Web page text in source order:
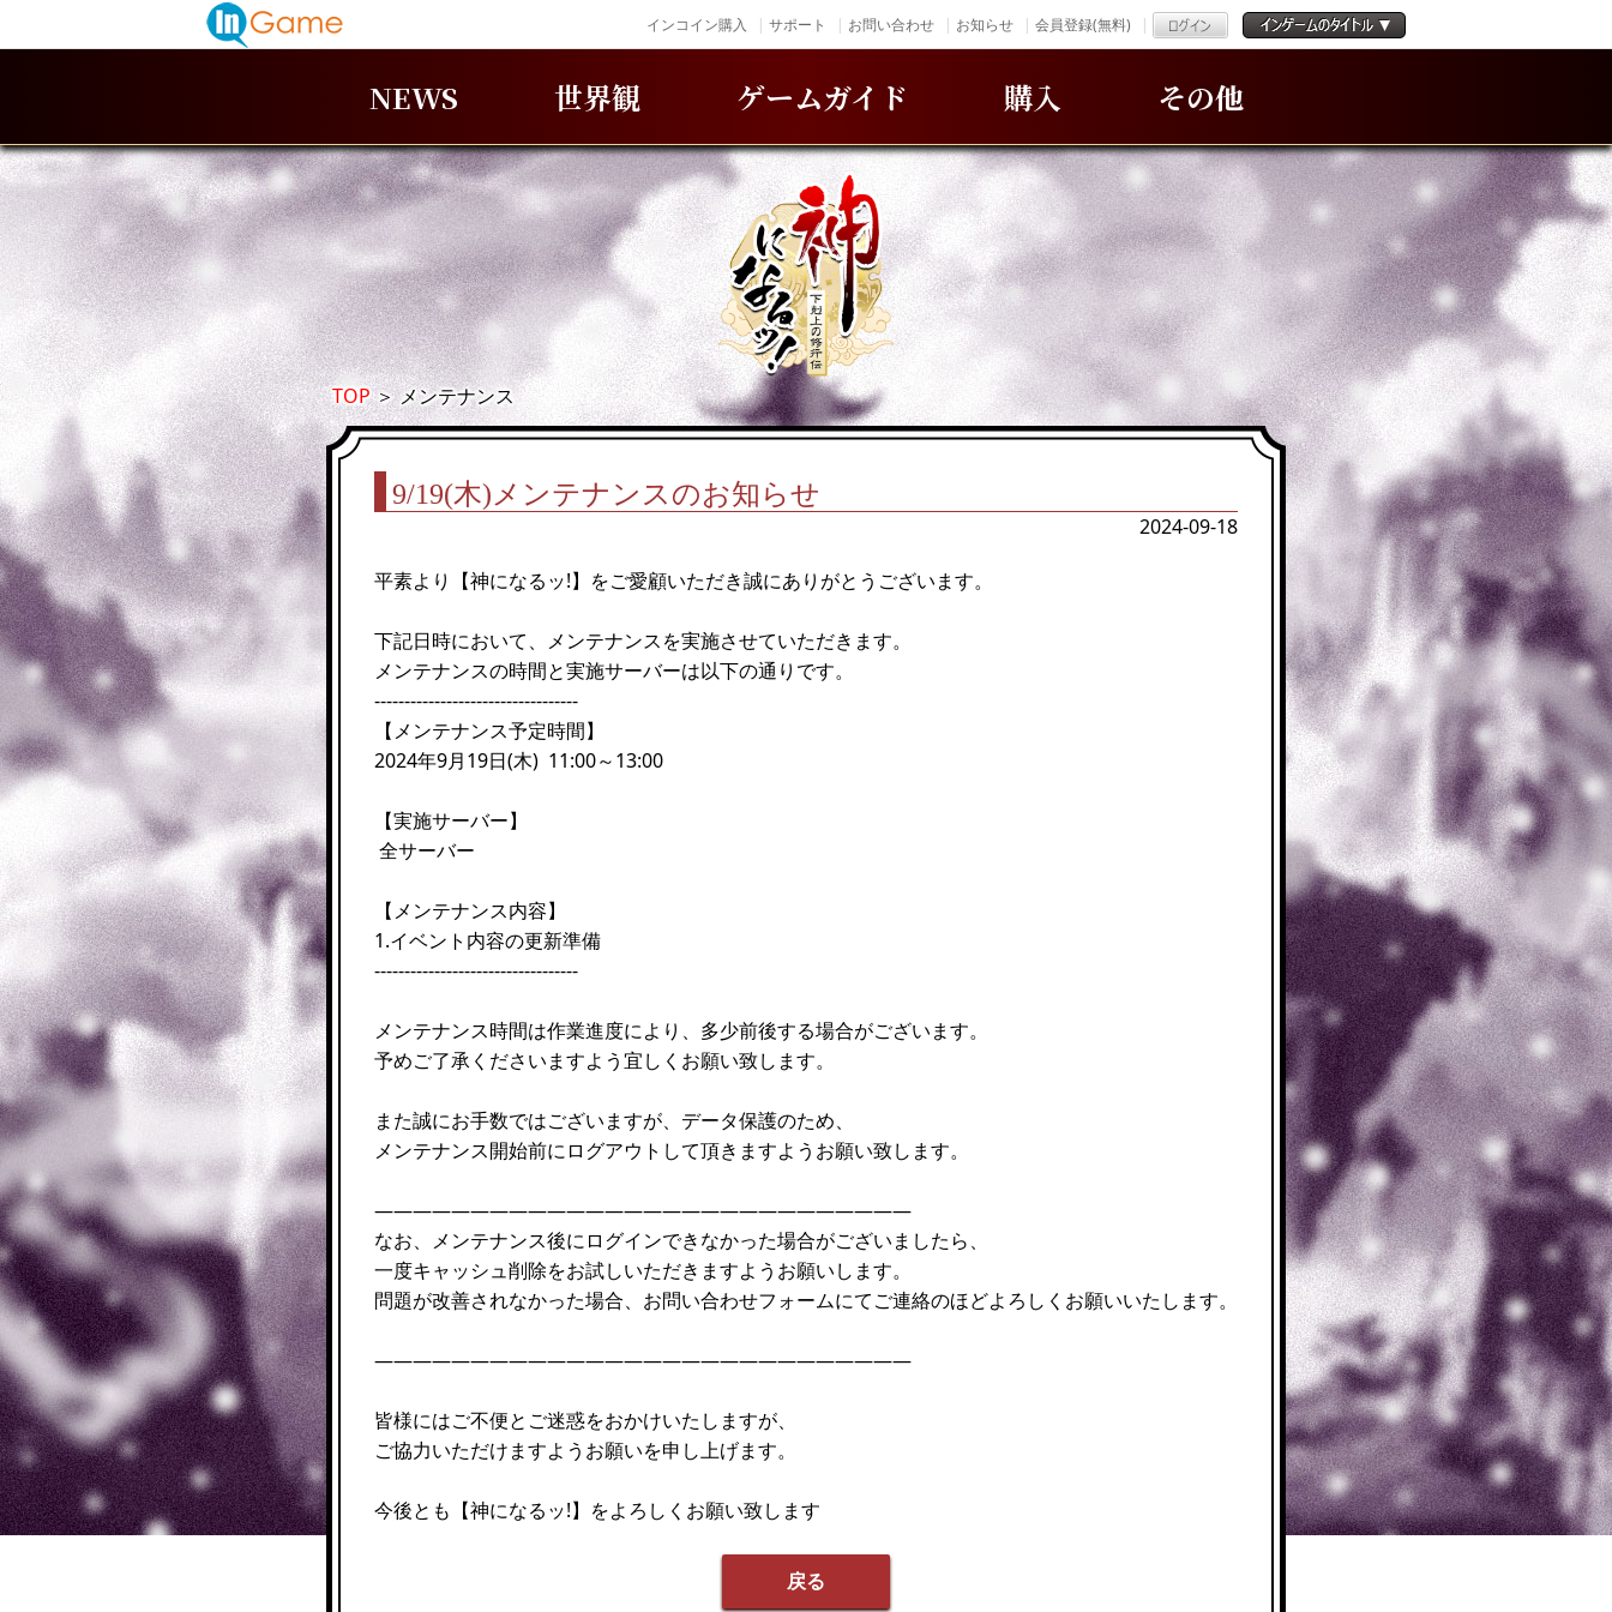
インコイン購入 サポート お問い合わせ お知らせ 会員登録(無料)
NEWS 世界観 ゲームガイド 購入 その他
TOP＞メンテナンス
9/19(木)メンテナンスのお知らせ
2024-09-18
平素より【神になるッ!】をご愛顧いただき誠にありがとうございます。
下記日時において、メンテナンスを実施させていただきます。
メンテナンスの時間と実施サーバーは以下の通りです。
----------------------------------
【メンテナンス予定時間】
2024年9月19日(木) 11:00～13:00
【実施サーバー】
全サーバー
【メンテナンス内容】
1.イベント内容の更新準備
----------------------------------
メンテナンス時間は作業進度により、多少前後する場合がございます。
予めご了承くださいますよう宜しくお願い致します。
また誠にお手数ではございますが、データ保護のため、
メンテナンス開始前にログアウトして頂きますようお願い致します。
————————————————————————————
なお、メンテナンス後にログインできなかった場合がございましたら、
一度キャッシュ削除をお試しいただきますようお願いします。
問題が改善されなかった場合、お問い合わせフォームにてご連絡のほどよろしくお願いいたします。
————————————————————————————
皆様にはご不便とご迷惑をおかけいたしますが、
ご協力いただけますようお願いを申し上げます。
今後とも【神になるッ!】をよろしくお願い致します
戻る